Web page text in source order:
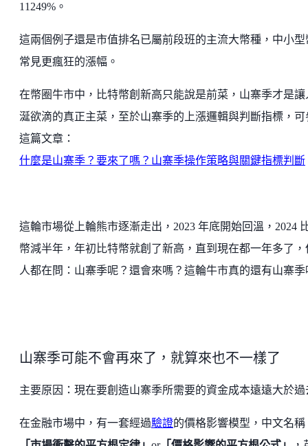
11249%。
這兩個例子還是市值排名已屬前段班的主流大幣種，中小型
常見更瘋狂的漲幅。
在幣圈牛市中，比特幣創新高只能說是前菜，山寨季才是讓
涎欲滴的真正主菜，至於山寨季的上漲邏輯與判斷指標，可
這篇文章：
什麼是山寨季？要來了嗎？山寨季操作策略與關鍵指標判斷
這輪市場從上輪熊市逐漸走出，2023 年底開始回溫，2024
幣減半年，年初比特幣就創了新高，直到現在都一年多了，
人都在問：山寨季呢？還會來嗎？這輪牛市真的還有山寨季
山寨季可能不會再來了，就算來也不一樣了
主要原因：現在要創造山寨季所需要的資金成本遠遠大於過
在金融市場中，有一套經過驗證的價格影響模型，中文名稱